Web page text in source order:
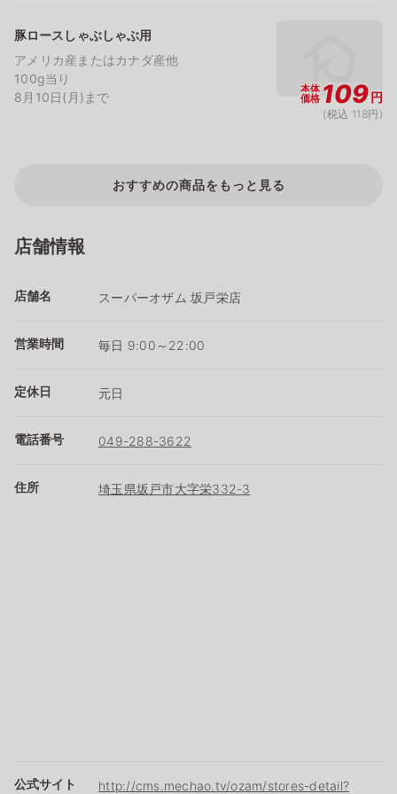
豚ロースしゃぶしゃぶ用
アメリカ産またはカナダ産他
100g当り
8月10日(月)まで
本体
価格 109円
(税込 118円)
おすすめの商品をもっと見る
店舗情報
店舗名 スーパーオザム 坂戸栄店
営業時間 毎日 9:00～22:00
定休日 元日
電話番号 049-288-3622
住所 埼玉県坂戸市大字栄332-3
公式サイト
http://cms.mechao.tv/ozam/stores-detail?